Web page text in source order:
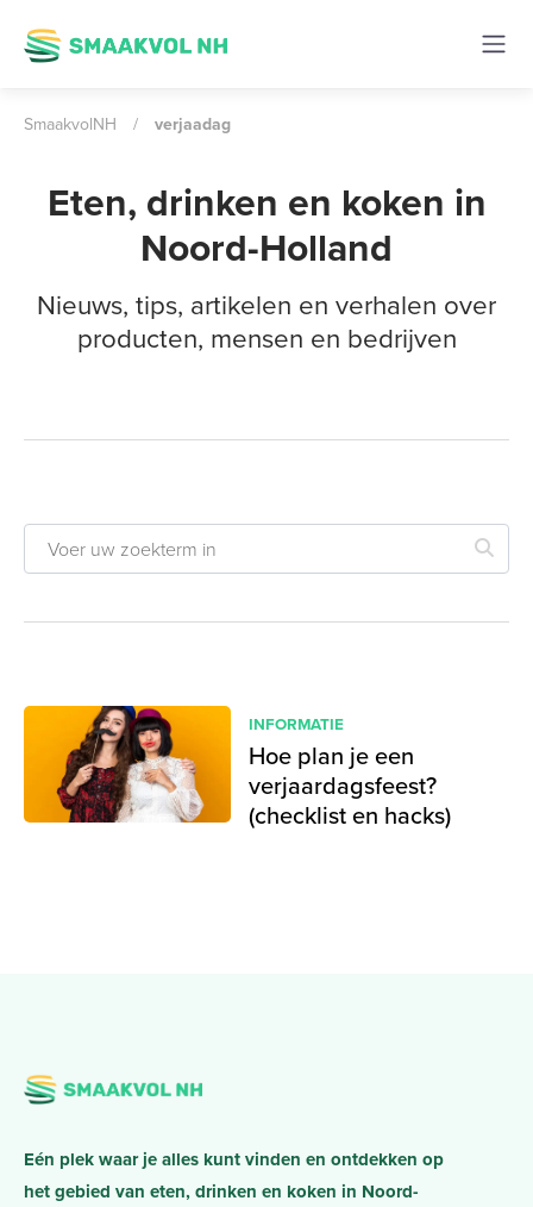
SmaakvolNH / verjaadag
Eten, drinken en koken in
Noord-Holland
Nieuws, tips, artikelen en verhalen over
producten, mensen en bedrijven
INFORMATIE
Hoe plan je een
verjaardagsfeest?
(checklist en hacks)
Eén plek waar je alles kunt vinden en ontdekken op
het gebied van eten, drinken en koken in Noord-